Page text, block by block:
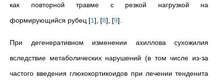
как повторной травме с резкой нагрузкой на
формирующийся рубец [1] [8] [9]
При дегенеративном изменении ахиллова сухожилия
вследствие метаболических нарушений (в том числе из-за
частого введения глюкокортикоидов при лечении тенденита